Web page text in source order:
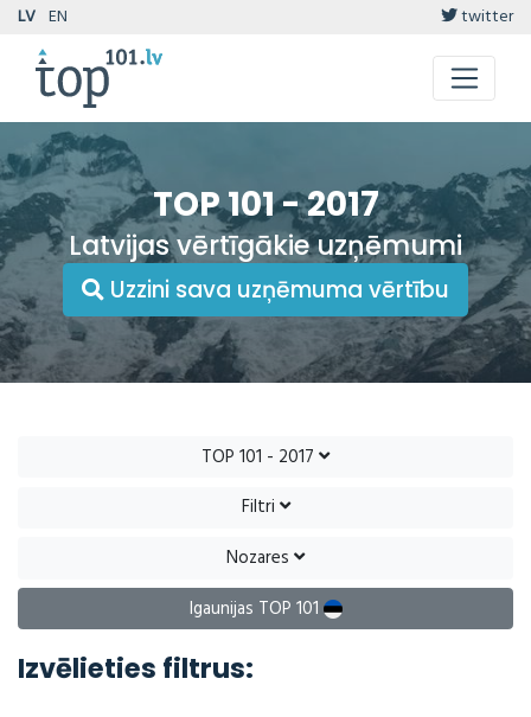
LV EN twitter
TOP 101 - 2017
Latvijas vērtīgākie uzņēmumi
Uzzini sava uzņēmuma vērtību
TOP 101 - 2017
Filtri
Nozares
Igaunijas TOP 101
Izvēlieties filtrus: